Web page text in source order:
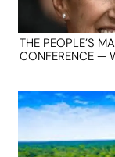
THE PEOPLE’S
CONFERENCE —